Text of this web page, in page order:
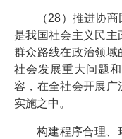
（28）推进协
是我国社会主义民
群众路线在政治领域
社会发展重大问题
容，在全社会开展广
实施之中。
构建程序合理、